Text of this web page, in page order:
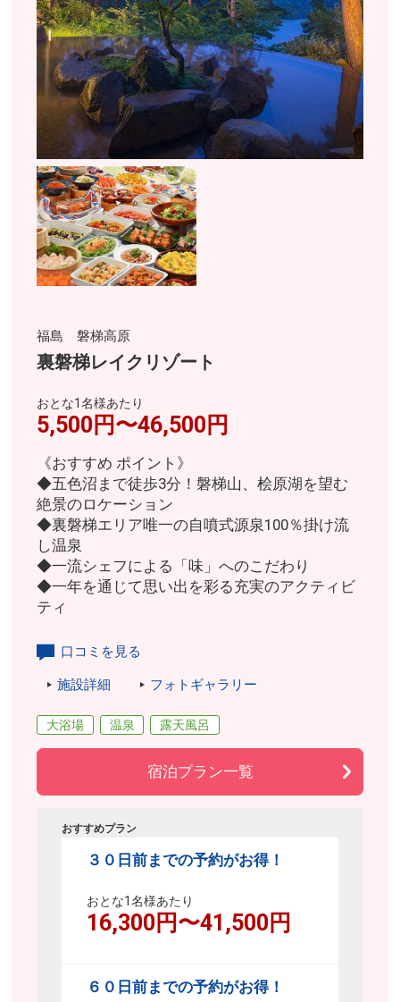
福島 磐梯高原
裏磐梯レイクリゾート
おとな1名様あたり
5,500円〜46,500円
《おすすめ ポイント》
◆五色沼まで徒歩3分！磐梯山、桧原湖を望む
絶景のロケーション
◆裏磐梯エリア唯一の自噴式源泉100％掛け流
し温泉
◆一流シェフによる「味」へのこだわり
◆一年を通じて思い出を彩る充実のアクティビ
ティ
口コミを見る
施設詳細 フォトギャラリー
大浴場 温泉 露天風呂
宿泊プラン一覧
おすすめプラン
３０日前までの予約がお得！
おとな1名様あたり
16,300 円〜41,500 円
６０日前までの予約がお得！